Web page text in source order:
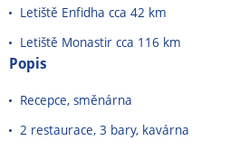
Letiště Enfidha cca 42 km
Letiště Monastir cca 116 km
Popis
Recepce, směnárna
2 restaurace, 3 bary, kavárna